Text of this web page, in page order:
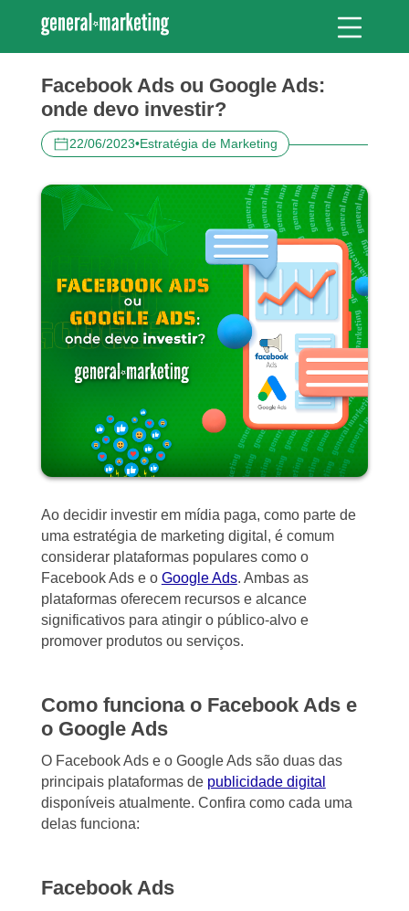
Facebook Ads ou Google Ads:
onde devo investir?
22/06/2023•Estratégia de Marketing
Ao decidir investir em mídia paga, como parte de
uma estratégia de marketing digital, é comum
considerar plataformas populares como o
Facebook Ads e o Google Ads. Ambas as
plataformas oferecem recursos e alcance
significativos para atingir o público-alvo e
promover produtos ou serviços.
Como funciona o Facebook Ads e
o Google Ads
O Facebook Ads e o Google Ads são duas das
principais plataformas de publicidade digital
disponíveis atualmente. Confira como cada uma
delas funciona:
Facebook Ads